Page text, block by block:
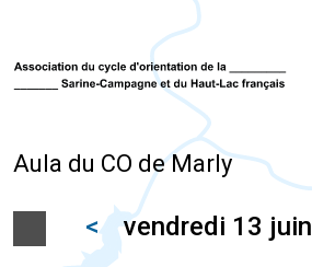
Aula du CO de Marly
< vendredi 13